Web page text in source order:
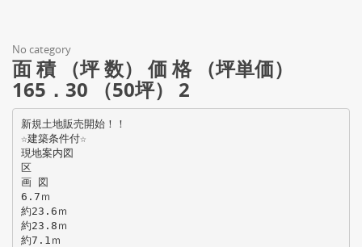
No category
面 積 （坪 数） 価 格 （坪単価）
165．30 （50坪） 2
新規土地販売開始！！
☆建築条件付☆
現地案内図
区
画 図
6.7ｍ
約23.6ｍ
約23.8ｍ
約7.1ｍ